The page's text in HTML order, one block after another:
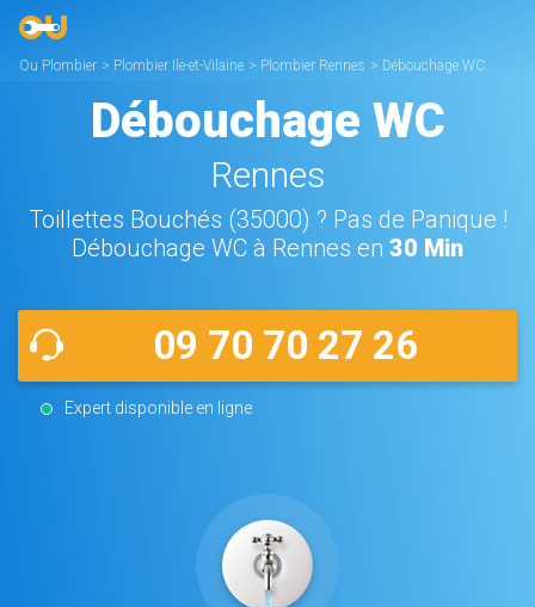
Ou Plombier > Plombier Ile-et-Vilaine > Plombier Rennes > Débouchage WC
Débouchage WC
Rennes
Toillettes Bouchés (35000) ? Pas de Panique !
Débouchage WC à Rennes en 30 Min
09 70 70 27 26
Expert disponible en ligne